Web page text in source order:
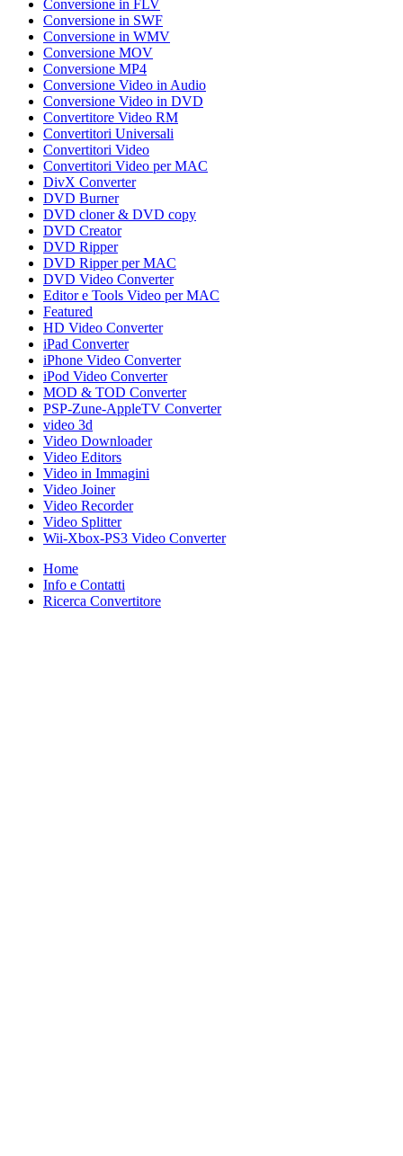
Conversione in FLV
Conversione in SWF
Conversione in WMV
Conversione MOV
Conversione MP4
Conversione Video in Audio
Conversione Video in DVD
Convertitore Video RM
Convertitori Universali
Convertitori Video
Convertitori Video per MAC
DivX Converter
DVD Burner
DVD cloner & DVD copy
DVD Creator
DVD Ripper
DVD Ripper per MAC
DVD Video Converter
Editor e Tools Video per MAC
Featured
HD Video Converter
iPad Converter
iPhone Video Converter
iPod Video Converter
MOD & TOD Converter
PSP-Zune-AppleTV Converter
video 3d
Video Downloader
Video Editors
Video in Immagini
Video Joiner
Video Recorder
Video Splitter
Wii-Xbox-PS3 Video Converter
Home
Info e Contatti
Ricerca Convertitore